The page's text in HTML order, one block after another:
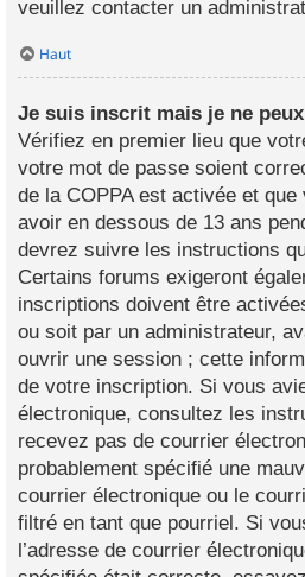
veuillez contacter un
Haut
Je suis inscrit mais je ne
Vérifiez en premier lieu que
votre mot de passe soient
de la COPPA est activée et
avoir en dessous de 13 ans
devrez suivre les instructions
Certains forums exigeront
inscriptions doivent être
ou soit par un administrateur,
ouvrir une session ; cette
de votre inscription. Si vous
électronique, consultez les
recevez pas de courrier
probablement spécifié une
courrier électronique ou le
filtré en tant que pourriel. Si
l’adresse de courrier